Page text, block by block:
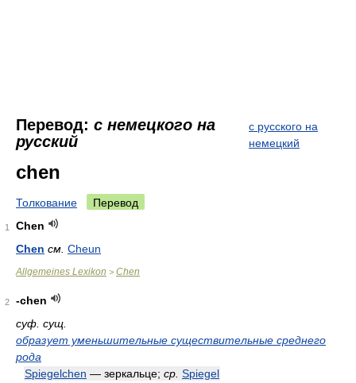
Перевод: с немецкого на
русский
с русского на
немецкий
chen
Толкование Перевод
1
Chen
Chen см. Cheun
Allgemeines Lexikon > Chen
2
-chen
суф. сущ.
образует уменьшительные существительные среднего
рода
Spiegelchen — зеркальце; ср. Spiegel